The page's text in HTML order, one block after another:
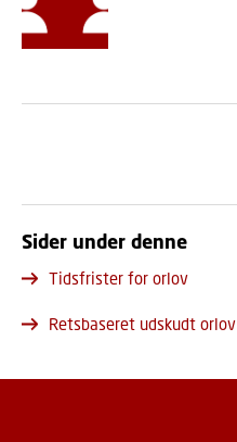
Sider under denne
Tidsfrister for orlov
Retsbaseret udskudt orlov